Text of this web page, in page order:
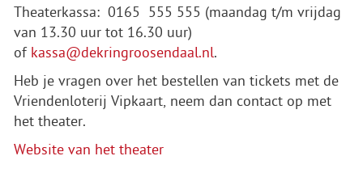
Theaterkassa: 0165 555 555 (maandag t/m vrijdag
van 13.30 uur tot 16.30 uur)
of kassa@dekringroosendaal.nl.
Heb je vragen over het bestellen van tickets met de
Vriendenloterij Vipkaart, neem dan contact op met
het theater.
Website van het theater